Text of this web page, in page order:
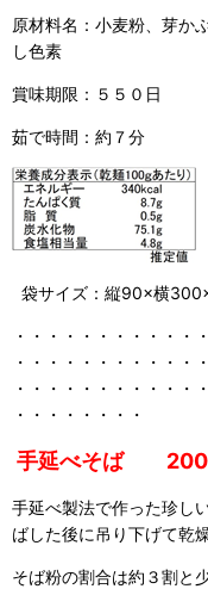
原材料名：小麦粉、芽か
し色素
賞味期限：５５０日
茹で時間：約７分
袋サイズ：縦90×横
・・・・・・・・・・・
・・・・・・・・・・・
・・・・・・・・・・・
・・・・・・・・
手延べそば 200
手延べ製法で作った珍し
ばした後に吊り下げて乾
そば粉の割合は約３割と